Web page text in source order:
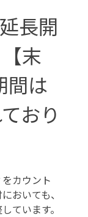
長開
末
間は
おり
カウント
おいても、
ています。